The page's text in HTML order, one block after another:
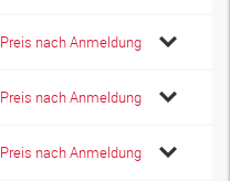
Preis nach Anmeldung
Preis nach Anmeldung
Preis nach Anmeldung